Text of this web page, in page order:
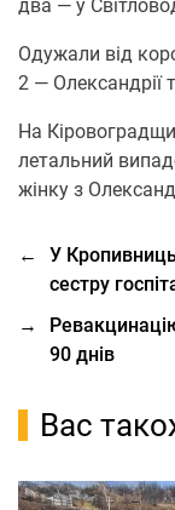
два — у
Одужали від
2 — Олександрії
Нa
летальний
жінку з
←
У
сестру
→
90 днів
Вас